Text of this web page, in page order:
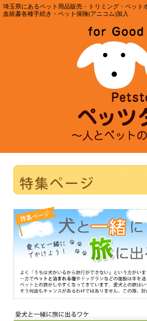
埼玉県にあるペット用品販売・トリミング・ペット
血統書各種手続き・ペット保険(アニコム)加入